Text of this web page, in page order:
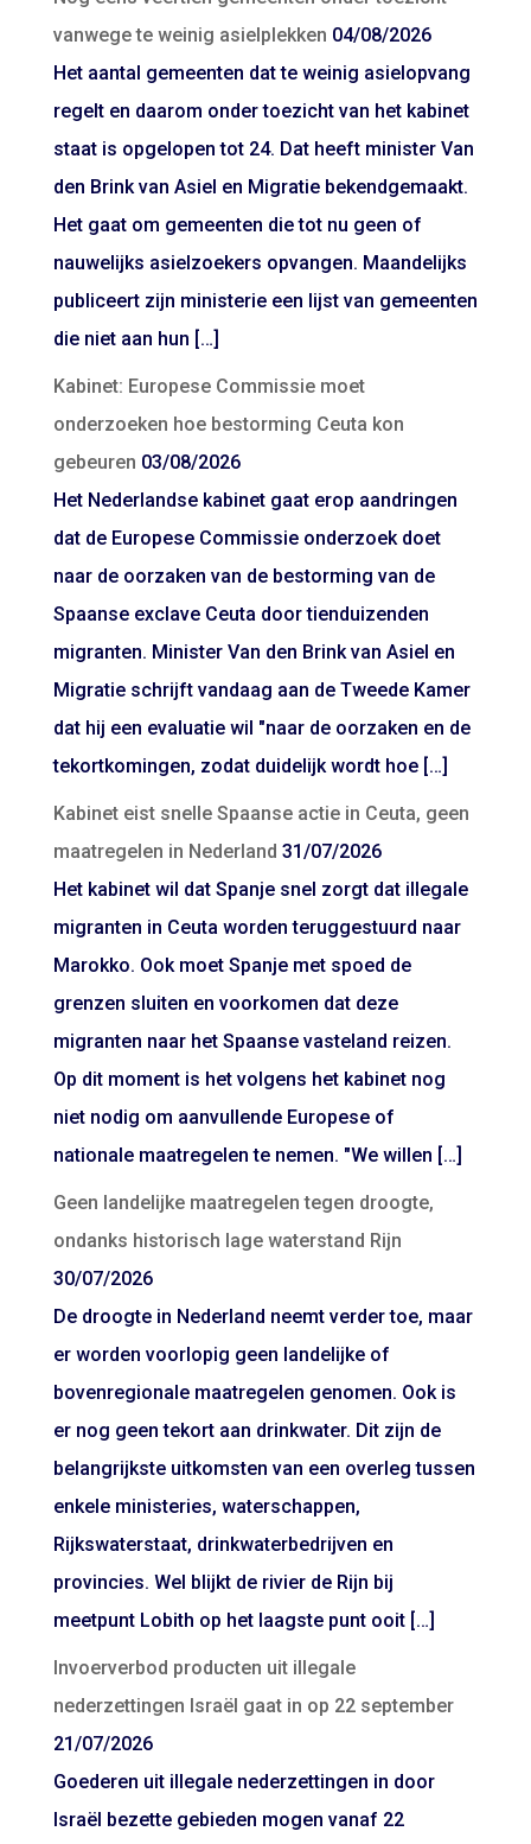
vanwege te weinig asielplekken 04/08/2026
Het aantal gemeenten dat te weinig asielopvang
regelt en daarom onder toezicht van het kabinet
staat is opgelopen tot 24. Dat heeft minister Van
den Brink van Asiel en Migratie bekendgemaakt.
Het gaat om gemeenten die tot nu geen of
nauwelijks asielzoekers opvangen. Maandelijks
publiceert zijn ministerie een lijst van gemeenten
die niet aan hun […]
Kabinet: Europese Commissie moet
onderzoeken hoe bestorming Ceuta kon
gebeuren 03/08/2026
Het Nederlandse kabinet gaat erop aandringen
dat de Europese Commissie onderzoek doet
naar de oorzaken van de bestorming van de
Spaanse exclave Ceuta door tienduizenden
migranten. Minister Van den Brink van Asiel en
Migratie schrijft vandaag aan de Tweede Kamer
dat hij een evaluatie wil "naar de oorzaken en de
tekortkomingen, zodat duidelijk wordt hoe […]
Kabinet eist snelle Spaanse actie in Ceuta, geen
maatregelen in Nederland 31/07/2026
Het kabinet wil dat Spanje snel zorgt dat illegale
migranten in Ceuta worden teruggestuurd naar
Marokko. Ook moet Spanje met spoed de
grenzen sluiten en voorkomen dat deze
migranten naar het Spaanse vasteland reizen.
Op dit moment is het volgens het kabinet nog
niet nodig om aanvullende Europese of
nationale maatregelen te nemen. "We willen […]
Geen landelijke maatregelen tegen droogte,
ondanks historisch lage waterstand Rijn
30/07/2026
De droogte in Nederland neemt verder toe, maar
er worden voorlopig geen landelijke of
bovenregionale maatregelen genomen. Ook is
er nog geen tekort aan drinkwater. Dit zijn de
belangrijkste uitkomsten van een overleg tussen
enkele ministeries, waterschappen,
Rijkswaterstaat, drinkwaterbedrijven en
provincies. Wel blijkt de rivier de Rijn bij
meetpunt Lobith op het laagste punt ooit […]
Invoerverbod producten uit illegale
nederzettingen Israël gaat in op 22 september
21/07/2026
Goederen uit illegale nederzettingen in door
Israël bezette gebieden mogen vanaf 22